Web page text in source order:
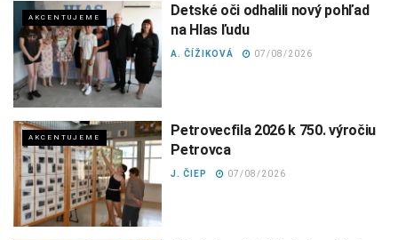
AKCENTUJEME
Detské oči odhalili nový pohľad
na Hlas ľudu
A. ČÍŽIKOVÁ 07/08/2026
AKCENTUJEME
Petrovecfila 2026 k 750. výročiu
Petrovca
J. ČIEP 07/08/2026